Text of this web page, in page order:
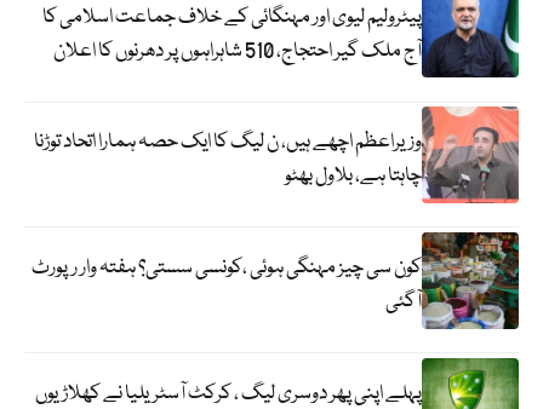
پیٹرولیم لیوی اور مہنگائی کے خلاف جماعت اسلامی کا
آج ملک گیر احتجاج، 510 شاہراہوں پر دھرنوں کا اعلان
وزیراعظم اچھے ہیں، ن لیگ کا ایک حصہ ہمارا اتحاد توڑنا
چاہتا ہے، بلاول بھٹو
کون سی چیز مہنگی ہوئی ،کونسی سستی؟ ہفتہ وار رپورٹ
آگئی
پہلے اپنی پھر دوسری لیگ ، کرکٹ آسٹریلیا نے کھلاڑیوں